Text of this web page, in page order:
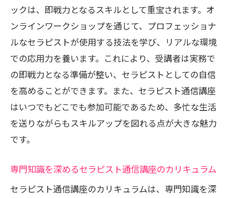
ックは、即戦力となるスキルとして重宝されます。オ
ンラインワークショップを通じて、プロフェッショナ
ルなセラピストが使用する技法を学び、リアルな環境
での応用力を養います。これにより、受講者は実務で
の即戦力となる準備が整い、セラピストとしての自信
を高めることができます。また、セラピスト通信講座
はいつでもどこでも参加可能であるため、多忙な生活
を送りながらもスキルアップを図れる点が大きな魅力
です。
専門知識を深めるセラピスト通信講座のカリキュラム
セラピスト通信講座のカリキュラムは、専門知識を深